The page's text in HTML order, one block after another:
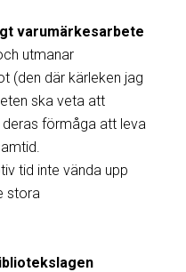
varumärkesarbete
utmanar
(den där kärleken jag
ska veta att
förmåga att leva
tid inte vända upp
stora